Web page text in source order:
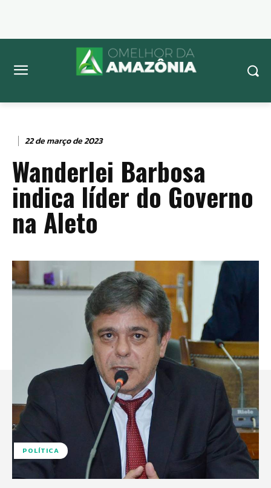
22 de março de 2023
Wanderlei Barbosa
indica líder do Governo
na Aleto
POLÍTICA